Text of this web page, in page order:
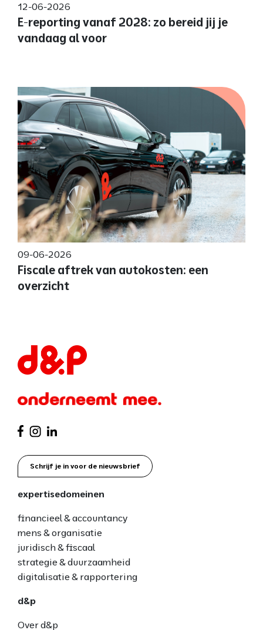
12-06-2026
E-reporting vanaf 2028: zo bereid jij je
vandaag al voor
09-06-2026
Fiscale aftrek van autokosten: een
overzicht
Schrijf je in voor de nieuwsbrief
expertisedomeinen
financieel & accountancy
mens & organisatie
juridisch & fiscaal
strategie & duurzaamheid
digitalisatie & rapportering
d&p
Over d&p